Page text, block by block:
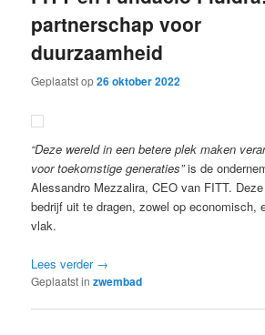
partnerschap voor
duurzaamheid
Geplaatst op26 oktober 2022
“Deze wereld in een betere plek maken
voor toekomstige generaties”is de
Alessandro Mezzalira, CEO van FITT.
bedrijf uit te dragen, zowel op economisch,
vlak.
Lees verder →
Geplaatst in zwembad